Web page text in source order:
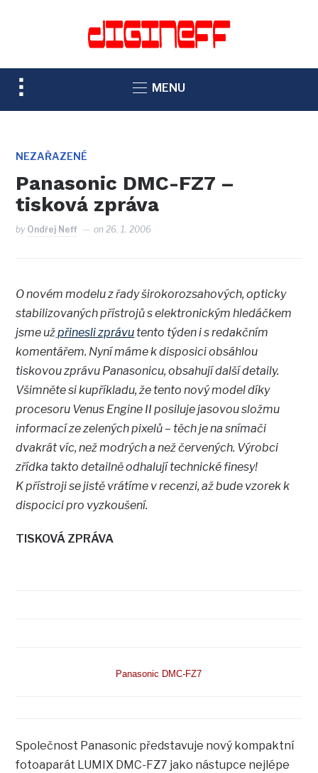
TOGGLE
SIDEBAR
NAVIGATION
MENU
NEZAŘAZENÉ
Panasonic DMC-FZ7 –
tisková zpráva
by Ondřej Neff on26. 1. 2006
O novém modelu z řady širokorozsahových, opticky
stabilizovaných přístrojů s elektronickým hledáčkem
jsme užpřinesli zprávu tento týden i s redakčním
komentářem. Nyní máme k disposici obsáhlou
tiskovou zprávu Panasonicu, obsahují další detaily.
Všimněte si kupříkladu, že tento nový model díky
procesoru Venus Engine II posiluje jasovou složmu
informací ze zelených pixelů – těch je na snímači
dvakrát víc, než modrých a než červených. Výrobci
zřídka takto detailně odhalují technické finesy!
K přístroji se jistě vrátíme v recenzi, až bude vzorek k
dispocici pro vyzkoušení.
TISKOVÁ ZPRÁVA
Panasonic DMC-FZ7
Společnost Panasonic představuje nový kompaktní
fotoaparát LUMIX DMC-FZ7 jako nástupce nejlépe